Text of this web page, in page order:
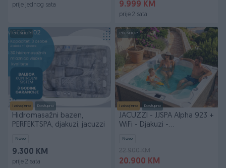
prije jednog sata 9.999 KM
prije 2 sata
PIK SHOP
Izdvojeno Dostupno
Hidromasažni bazen,
PERFEKTSPA, djakuzi, jacuzzi
Novo
9.300 KM
prije 2 sata
PIK SHOP
Izdvojeno Dostupno
JACUZZI - JJSPA Alpha 923 +
WiFi - Djakuzi -
Novo
22.900 KM
20.900 KM